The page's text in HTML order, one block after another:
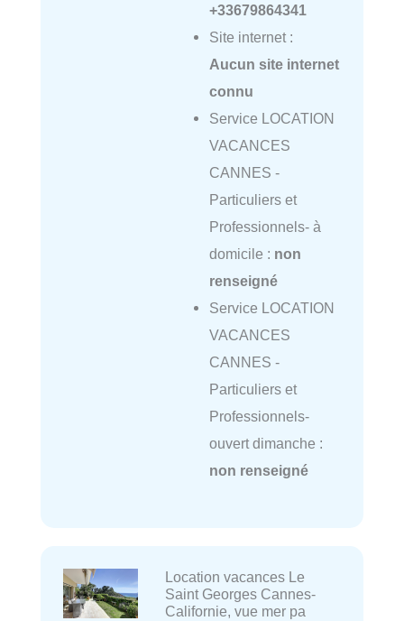
+33679864341
Site internet :
Aucun site internet
connu
Service LOCATION
VACANCES
CANNES -
Particuliers et
Professionnels- à
domicile : non
renseigné
Service LOCATION
VACANCES
CANNES -
Particuliers et
Professionnels-
ouvert dimanche :
non renseigné
Location vacances Le
Saint Georges Cannes-
Californie, vue mer pa